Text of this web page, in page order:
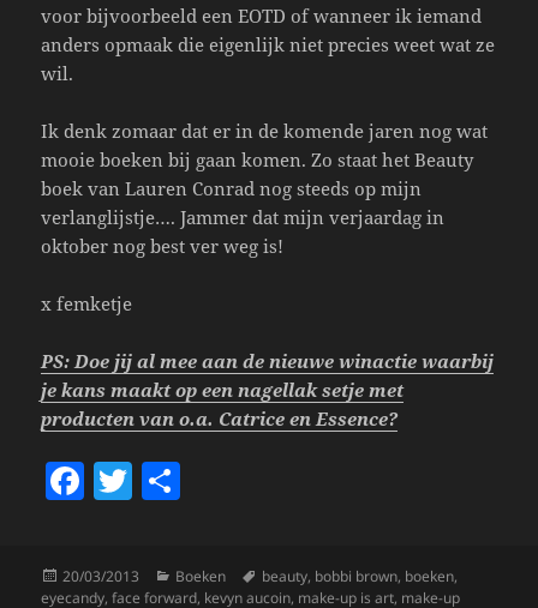
voor bijvoorbeeld een EOTD of wanneer ik iemand
anders opmaak die eigenlijk niet precies weet wat ze
wil.
Ik denk zomaar dat er in de komende jaren nog wat
mooie boeken bij gaan komen. Zo staat het Beauty
boek van Lauren Conrad nog steeds op mijn
verlanglijstje…. Jammer dat mijn verjaardag in
oktober nog best ver weg is!
x femketje
PS: Doe jij al mee aan de nieuwe winactie waarbij
je kans maakt op een nagellak setje met
producten van o.a. Catrice en Essence?
F
c
e
T
itt
er
a
re
Posted
on
20/03/2013 Categories
Boeken Tags
beauty, bobbi brown, boeken,
eyecandy,face forward, kevyn aucoin, make-up is art, make-up